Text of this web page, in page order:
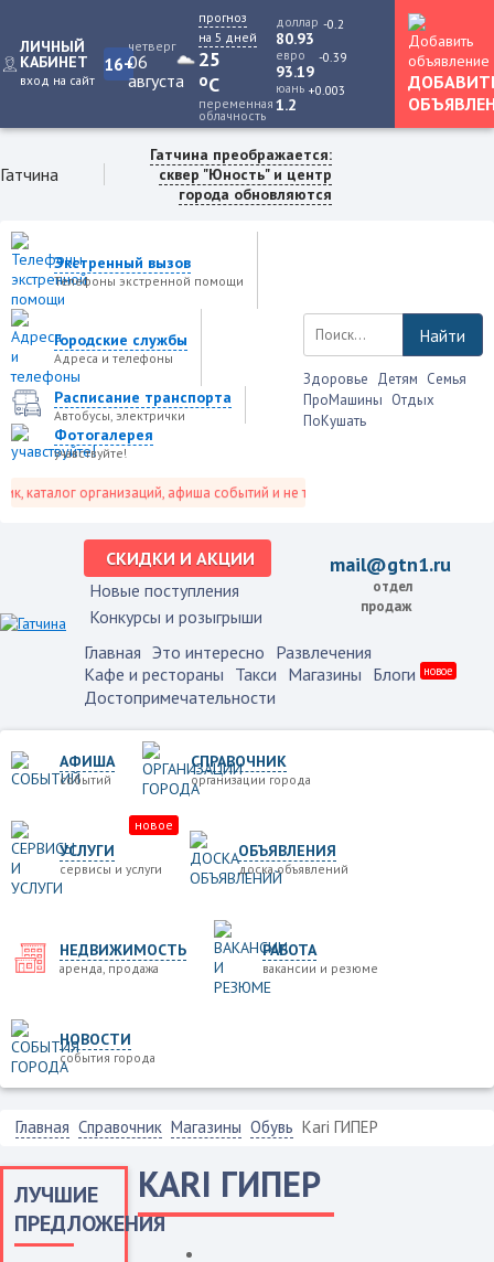
ЛИЧНЫЙ
КАБИНЕТ
вход на сайт
16+
четверг
06
августа
прогноз
на 5 дней
25
oC
переменная
облачность
доллар
80.93
-0.2
евро
93.19
-0.39
юань
1.2
+0.003
Гатчина
Гатчина преображается:
сквер "Юность" и центр
города обновляются
Экстренный вызов
Телефоны экстренной помощи
Городские службы
Адреса и телефоны
Расписание транспорта
Автобусы, электрички
Фотогалерея
учавствуйте!
организаций, афиша событий и не только это.
Найти
Здоровье Детям Семья
ПроМашины Отдых
ПоКушать
СКИДКИ И АКЦИИ
Новые поступления
Конкурсы и розыгрыши
mail@gtn1.ru
отдел
продаж
Главная Это интересно Развлечения
Кафе и рестораны Такси Магазины Блоги новое
Достопримечательности
АФИША
событий
СПРАВОЧНИК
организации города
УСЛУГИ
сервисы и услуги
новое
ОБЪЯВЛЕНИЯ
доска объявлений
НЕДВИЖИМОСТЬ
аренда, продажа
РАБОТА
вакансии и резюме
НОВОСТИ
события города
Главная Справочник Магазины Обувь Kari ГИПЕР
ЛУЧШИЕ
ПРЕДЛОЖЕНИЯ
KARI ГИПЕР